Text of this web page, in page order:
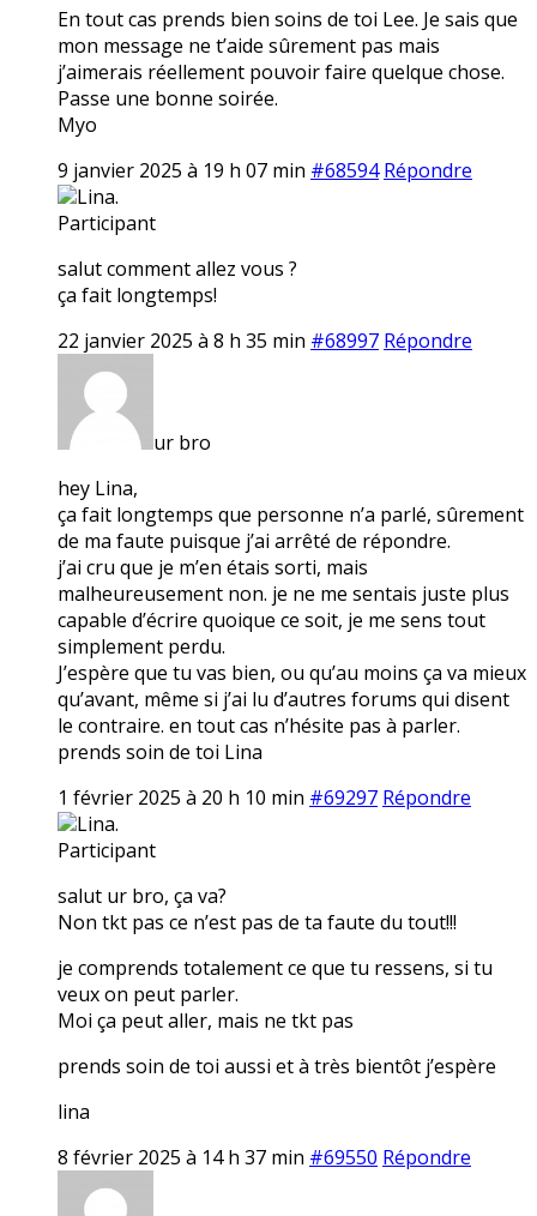
En tout cas prends bien soins de toi Lee. Je sais que
mon message ne t’aide sûrement pas mais
j’aimerais réellement pouvoir faire quelque chose.
Passe une bonne soirée.
Myo
9 janvier 2025 à 19 h 07 min #68594 Répondre
Lina.
Participant
salut comment allez vous ?
ça fait longtemps!
22 janvier 2025 à 8 h 35 min #68997 Répondre
ur bro
hey Lina,
ça fait longtemps que personne n’a parlé, sûrement
de ma faute puisque j’ai arrêté de répondre.
j’ai cru que je m’en étais sorti, mais
malheureusement non. je ne me sentais juste plus
capable d’écrire quoique ce soit, je me sens tout
simplement perdu.
J’espère que tu vas bien, ou qu’au moins ça va mieux
qu’avant, même si j’ai lu d’autres forums qui disent
le contraire. en tout cas n’hésite pas à parler.
prends soin de toi Lina
1 février 2025 à 20 h 10 min #69297 Répondre
Lina.
Participant
salut ur bro, ça va?
Non tkt pas ce n’est pas de ta faute du tout!!!
je comprends totalement ce que tu ressens, si tu
veux on peut parler.
Moi ça peut aller, mais ne tkt pas
prends soin de toi aussi et à très bientôt j’espère
lina
8 février 2025 à 14 h 37 min #69550 Répondre